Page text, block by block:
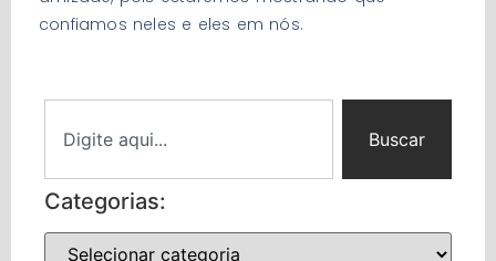
confiamos neles e eles em nós.
Buscar
Categorias: